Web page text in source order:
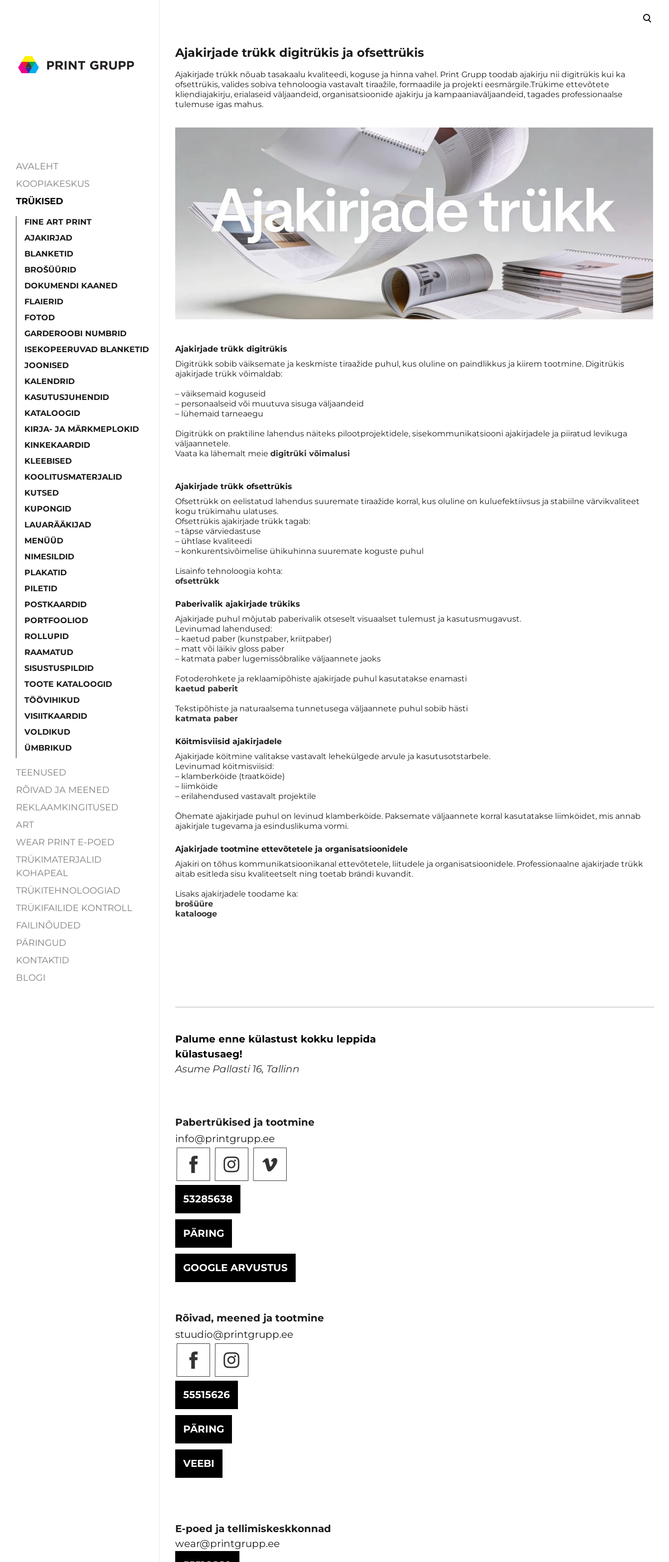
AVALEHT
KOOPIAKESKUS
TRÜKISED
FINE ART PRINT
AJAKIRJAD
BLANKETID
BROŠÜÜRID
DOKUMENDI KAANED
FLAIERID
FOTOD
GARDEROOBI NUMBRID
ISEKOPEERUVAD BLANKETID
JOONISED
KALENDRID
KASUTUSJUHENDID
KATALOOGID
KIRJA- JA MÄRKMEPLOKID
KINKEKAARDID
KLEEBISED
KOOLITUSMATERJALID
KUTSED
KUPONGID
LAUARÄÄKIJAD
MENÜÜD
NIMESILDID
PLAKATID
PILETID
POSTKAARDID
PORTFOOLIOD
ROLLUPID
RAAMATUD
SISUSTUSPILDID
TOOTE KATALOOGID
TÖÖVIHIKUD
VISIITKAARDID
VOLDIKUD
ÜMBRIKUD
TEENUSED
RÕIVAD JA MEENED
REKLAAMKINGITUSED
ART
WEAR PRINT E-POED
TRÜKIMATERJALID
KOHAPEAL
TRÜKITEHNOLOOGIAD
TRÜKIFAILIDE KONTROLL
FAILINÕUDED
PÄRINGUD
KONTAKTID
BLOGI
Ajakirjade trükk digitrükis ja ofsettrükis
Ajakirjade trükk nõuab tasakaalu kvaliteedi, koguse ja hinna vahel. Print Grupp toodab ajakirju nii digitrükis kui ka
ofsettrükis, valides sobiva tehnoloogia vastavalt tiraažile, formaadile ja projekti eesmärgile.Trükime ettevõtete
kliendiajakirju, erialaseid väljaandeid, organisatsioonide ajakirju ja kampaaniaväljaandeid, tagades professionaalse
tulemuse igas mahus.
Ajakirjade trükk digitrükis
Digitrükk sobib väiksemate ja keskmiste tiraažide puhul, kus oluline on paindlikkus ja kiirem tootmine. Digitrükis
ajakirjade trükk võimaldab:
– väiksemaid koguseid
– personaalseid või muutuva sisuga väljaandeid
– lühemaid tarneaegu
Digitrükk on praktiline lahendus näiteks pilootprojektidele, sisekommunikatsiooni ajakirjadele ja piiratud levikuga
väljaannetele.
Vaata ka lähemalt meie digitrüki võimalusi
Ajakirjade trükk ofsettrükis
Ofsettrükk on eelistatud lahendus suuremate tiraažide korral, kus oluline on kuluefektiivsus ja stabiilne värvikvaliteet
kogu trükimahu ulatuses.
Ofsettrükis ajakirjade trükk tagab:
– täpse värviedastuse
– ühtlase kvaliteedi
– konkurentsivõimelise ühikuhinna suuremate koguste puhul
Lisainfo tehnoloogia kohta:
ofsettrükk
Paberivalik ajakirjade trükiks
Ajakirjade puhul mõjutab paberivalik otseselt visuaalset tulemust ja kasutusmugavust.
Levinumad lahendused:
– kaetud paber (kunstpaber, kriitpaber)
– matt või läikiv gloss paber
– katmata paber lugemissõbralike väljaannete jaoks
Fotoderohkete ja reklaamipõhiste ajakirjade puhul kasutatakse enamasti
kaetud paberit
Tekstipõhiste ja naturaalsema tunnetusega väljaannete puhul sobib hästi
katmata paber
Köitmisviisid ajakirjadele
Ajakirjade köitmine valitakse vastavalt lehekülgede arvule ja kasutusotstarbele.
Levinumad köitmisviisid:
– klamberköide (traatköide)
– liimköide
– erilahendused vastavalt projektile
Õhemate ajakirjade puhul on levinud klamberköide. Paksemate väljaannete korral kasutatakse liimköidet, mis annab
ajakirjale tugevama ja esinduslikuma vormi.
Ajakirjade tootmine ettevõtetele ja organisatsioonidele
Ajakiri on tõhus kommunikatsioonikanal ettevõtetele, liitudele ja organisatsioonidele. Professionaalne ajakirjade trükk
aitab esitleda sisu kvaliteetselt ning toetab brändi kuvandit.
Lisaks ajakirjadele toodame ka:
brošüüre
katalooge
Palume enne külastust kokku leppida
külastusaeg!
Asume Pallasti 16, Tallinn
Pabertrükised ja tootmine
info@printgrupp.ee
53285638
PÄRING
GOOGLE ARVUSTUS
Rõivad, meened ja tootmine
stuudio@printgrupp.ee
55515626
PÄRING
VEEBI
E-poed ja tellimiskeskkonnad
wear@printgrupp.ee